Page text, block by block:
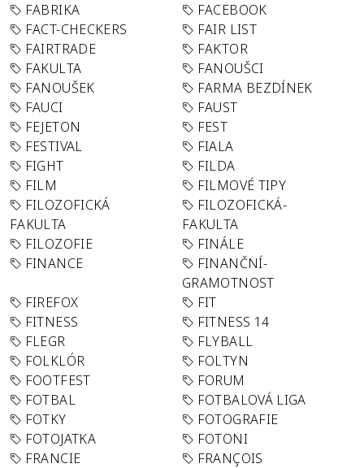
FABRIKA
FACEBOOK
FACT-CHECKERS
FAIR LIST
FAIRTRADE
FAKTOR
FAKULTA
FANOUŠCI
FANOUŠEK
FARMA BEZDÍNEK
FAUCI
FAUST
FEJETON
FEST
FESTIVAL
FIALA
FIGHT
FILDA
FILM
FILMOVÉ TIPY
FILOZOFICKÁ
FAKULTA
FILOZOFICKÁ-
FAKULTA
FILOZOFIE
FINÁLE
FINANCE
FINANČNÍ-
GRAMOTNOST
FIREFOX
FIT
FITNESS
FITNESS 14
FLEGR
FLYBALL
FOLKLÓR
FOLTYN
FOOTFEST
FORUM
FOTBAL
FOTBALOVÁ LIGA
FOTKY
FOTOGRAFIE
FOTOJATKA
FOTONI
FRANCIE
FRANÇOIS